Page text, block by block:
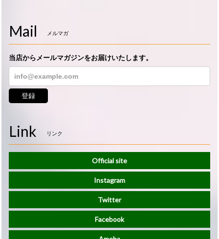
Mail メルマガ
当店からメールマガジンをお届けいたします。
登録
Link リンク
Official site
Instagram
Twitter
Facebook